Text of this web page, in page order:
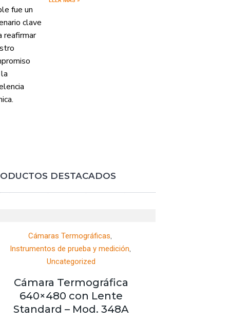
DESTACADOS
Cámaras Termográficas,
Instrumentos de prueba y medición,
Uncategorized
Cámara Termográfica
640×480 con Lente
Standard – Mod. 348A